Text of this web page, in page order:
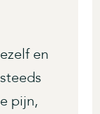
en
pijn,